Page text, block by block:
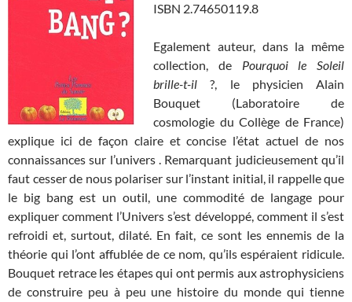
ISBN 2.74650119.8
Egalement auteur, dans la même
collection, de Pourquoi le Soleil
brille-t-il ?, le physicien Alain
Bouquet (Laboratoire de
cosmologie du Collège de France)
explique ici de façon claire et concise l’état actuel de nos
connaissances sur l’univers . Remarquant judicieusement qu’il
faut cesser de nous polariser sur l’instant initial, il rappelle que
le big bang est un outil, une commodité de langage pour
expliquer comment l’Univers s’est développé, comment il s’est
refroidi et, surtout, dilaté. En fait, ce sont les ennemis de la
théorie qui l’ont affublée de ce nom, qu’ils espéraient ridicule.
Bouquet retrace les étapes qui ont permis aux astrophysiciens
de construire peu à peu une histoire du monde qui tienne